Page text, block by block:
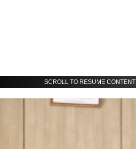
SCROLL TO RESUME CONTENT